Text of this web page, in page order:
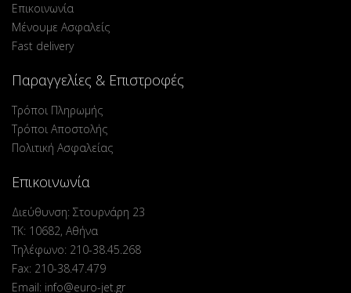
Επικοινωνία
Μένουμε Ασφαλείς
Fast delivery
Παραγγελίες & Επιστροφές
Τρόποι Πληρωμής
Τρόποι Αποστολής
Πολιτική Ασφαλείας
Επικοινωνία
Διεύθυνση: Στουρνάρη 23
ΤΚ: 10682, Αθήνα
Τηλέφωνο: 210-38.45.268
Fax: 210-38.47.479
Email: info@euro-jet.gr